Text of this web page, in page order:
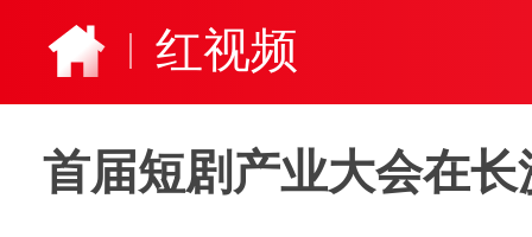
红视频
首届短剧产业大会在